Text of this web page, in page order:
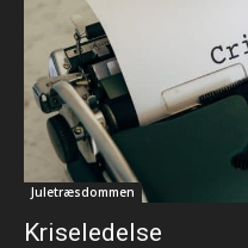
Juletræsdommen
Kriseledelse